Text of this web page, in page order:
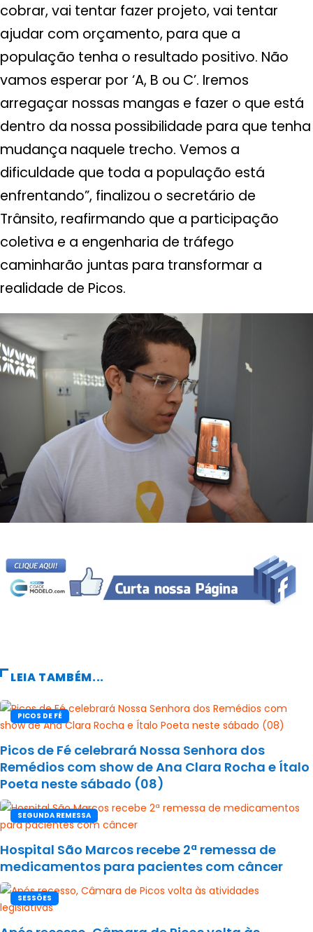
cobrar, vai tentar fazer projeto, vai tentar
ajudar com orçamento, para que a
população tenha o resultado positivo. Não
vamos esperar por ‘A, B ou C’. Iremos
arregaçar nossas mangas e fazer o que está
dentro da nossa possibilidade para que tenha
mudança naquele trecho. Vemos a
dificuldade que toda a população está
enfrentando”, finalizou o secretário de
Trânsito, reafirmando que a participação
coletiva e a engenharia de tráfego
caminharão juntas para transformar a
realidade de Picos.
LEIA TAMBÉM...
PICOS DE FÉ
Picos de Fé celebrará Nossa Senhora dos
Remédios com show de Ana Clara Rocha e Ítalo
Poeta neste sábado (08)
SEGUNDA REMESSA
Hospital São Marcos recebe 2ª remessa de
medicamentos para pacientes com câncer
SESSÕES